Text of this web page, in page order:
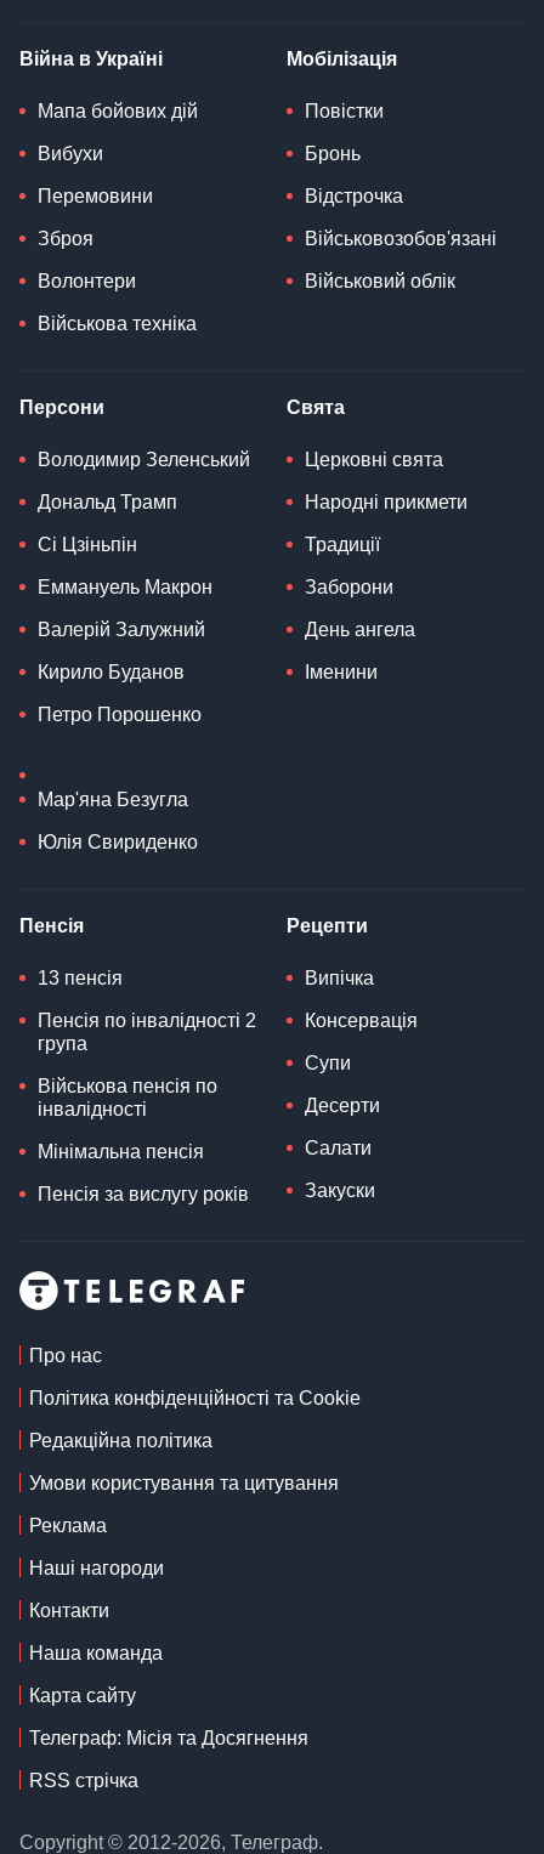
Війна в Україні
Мапа бойових дій
Вибухи
Перемовини
Зброя
Волонтери
Військова техніка
Мобілізація
Повістки
Бронь
Відстрочка
Військовозобов'язані
Військовий облік
Персони
Володимир Зеленський
Дональд Трамп
Сі Цзіньпін
Еммануель Макрон
Валерій Залужний
Кирило Буданов
Петро Порошенко
Мар'яна Безугла
Юлія Свириденко
Свята
Церковні свята
Народні прикмети
Традиції
Заборони
День ангела
Іменини
Пенсія
13 пенсія
Пенсія по інвалідності 2
група
Військова пенсія по
інвалідності
Мінімальна пенсія
Пенсія за вислугу років
Рецепти
Випічка
Консервація
Супи
Десерти
Салати
Закуски
Про нас
Політика конфіденційності та Cookie
Редакційна політика
Умови користування та цитування
Реклама
Наші нагороди
Контакти
Наша команда
Карта сайту
Телеграф: Місія та Досягнення
RSS стрічка
Copyright © 2012-2026, Телеграф.